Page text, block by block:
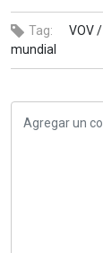
Tag: VOV /
mundial